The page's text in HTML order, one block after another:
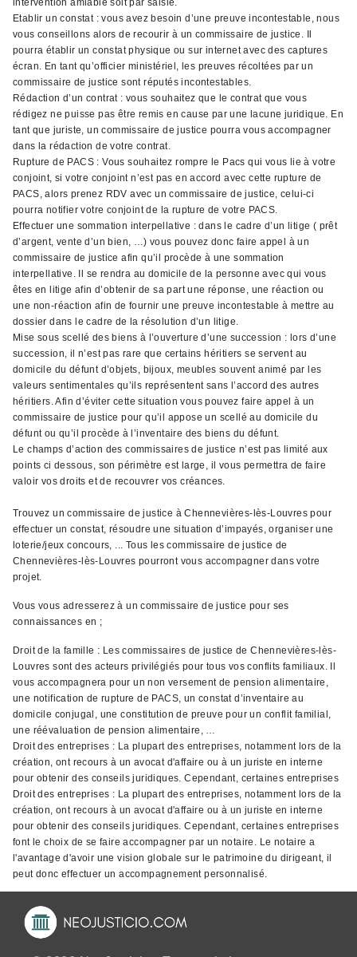
intervention amiable soit par saisie.
Etablir un constat : vous avez besoin d’une preuve incontestable, nous
vous conseillons alors de recourir à un commissaire de justice. Il
pourra établir un constat physique ou sur internet avec des captures
écran. En tant qu’officier ministériel, les preuves récoltées par un
commissaire de justice sont réputés incontestables.
Rédaction d’un contrat : vous souhaitez que le contrat que vous
rédigez ne puisse pas être remis en cause par une lacune juridique. En
tant que juriste, un commissaire de justice pourra vous accompagner
dans la rédaction de votre contrat.
Rupture de PACS : Vous souhaitez rompre le Pacs qui vous lie à votre
conjoint, si votre conjoint n’est pas en accord avec cette rupture de
PACS, alors prenez RDV avec un commissaire de justice, celui-ci
pourra notifier votre conjoint de la rupture de votre PACS.
Effectuer une sommation interpellative : dans le cadre d’un litige ( prêt
d’argent, vente d’un bien, …) vous pouvez donc faire appel à un
commissaire de justice afin qu’il procède à une sommation
interpellative. Il se rendra au domicile de la personne avec qui vous
êtes en litige afin d’obtenir de sa part une réponse, une réaction ou
une non-réaction afin de fournir une preuve incontestable à mettre au
dossier dans le cadre de la résolution d’un litige.
Mise sous scellé des biens à l’ouverture d’une succession : lors d’une
succession, il n’est pas rare que certains héritiers se servent au
domicile du défunt d’objets, bijoux, meubles souvent animé par les
valeurs sentimentales qu’ils représentent sans l’accord des autres
héritiers. Afin d’éviter cette situation vous pouvez faire appel à un
commissaire de justice pour qu’il appose un scellé au domicile du
défunt ou qu’il procède à l’inventaire des biens du défunt.
Le champs d’action des commissaires de justice n’est pas limité aux
points ci dessous, son périmètre est large, il vous permettra de faire
valoir vos droits et de recouvrer vos créances.
Trouvez un commissaire de justice à Chennevières-lès-Louvres pour
effectuer un constat, résoudre une situation d’impayés, organiser une
loterie/jeux concours, ... Tous les commissaire de justice de
Chennevières-lès-Louvres pourront vous accompagner dans votre
projet.
Vous vous adresserez à un commissaire de justice pour ses
connaissances en ;
Droit de la famille : Les commissaires de justice de Chennevières-lès-
Louvres sont des acteurs privilégiés pour tous vos conflits familiaux. Il
vous accompagnera pour un non versement de pension alimentaire,
une notification de rupture de PACS, un constat d’inventaire au
domicile conjugal, une constitution de preuve pour un conflit familial,
une réévaluation de pension alimentaire, …
Droit des entreprises : La plupart des entreprises, notamment lors de la
création, ont recours à un avocat d'affaire ou à un juriste en interne
pour obtenir des conseils juridiques. Cependant, certaines entreprises
Droit des entreprises : La plupart des entreprises, notamment lors de la
création, ont recours à un avocat d'affaire ou à un juriste en interne
pour obtenir des conseils juridiques. Cependant, certaines entreprises
font le choix de se faire accompagner par un notaire. Le notaire a
l'avantage d'avoir une vision globale sur le patrimoine du dirigeant, il
peut donc effectuer un accompagnement personnalisé.